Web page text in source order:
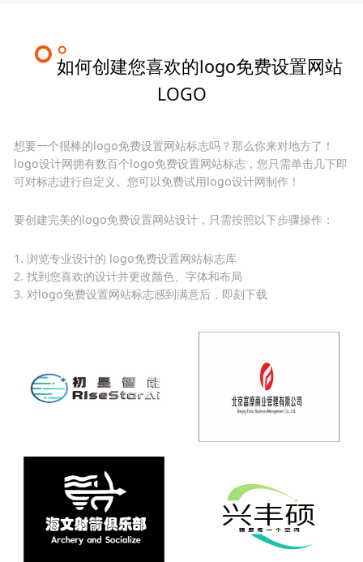
如何创建您喜欢的logo免费设置网站
LOGO
想要一个很棒的logo免费设置网站标志吗？那么你来对地方了！
logo设计网拥有数百个logo免费设置网站标志，您只需单击几下即
可对标志进行自定义。您可以免费试用logo设计网制作！
要创建完美的logo免费设置网站设计，只需按照以下步骤操作：
1. 浏览专业设计的 logo免费设置网站标志库
2. 找到您喜欢的设计并更改颜色、字体和布局
3. 对logo免费设置网站标志感到满意后，即刻下载